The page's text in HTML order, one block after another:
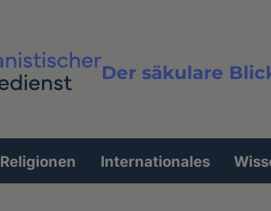
Der säkulare
Volltextsuche
Religionen Internationales